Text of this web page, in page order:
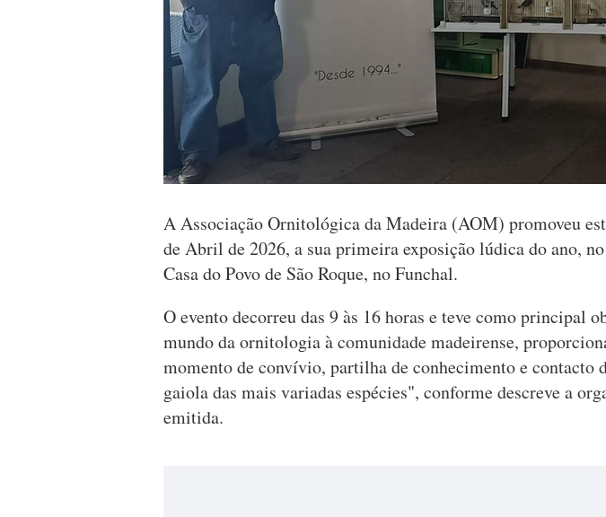
A Associação Ornitológica da Madeira (AOM) promoveu
de Abril de 2026, a sua primeira exposição lúdica do ano,
Casa do Povo de São Roque, no Funchal.
O evento decorreu das 9 às 16 horas e teve como principal
mundo da ornitologia à comunidade madeirense,
momento de convívio, partilha de conhecimento e contacto
gaiola das mais variadas espécies", conforme descreve a
emitida.